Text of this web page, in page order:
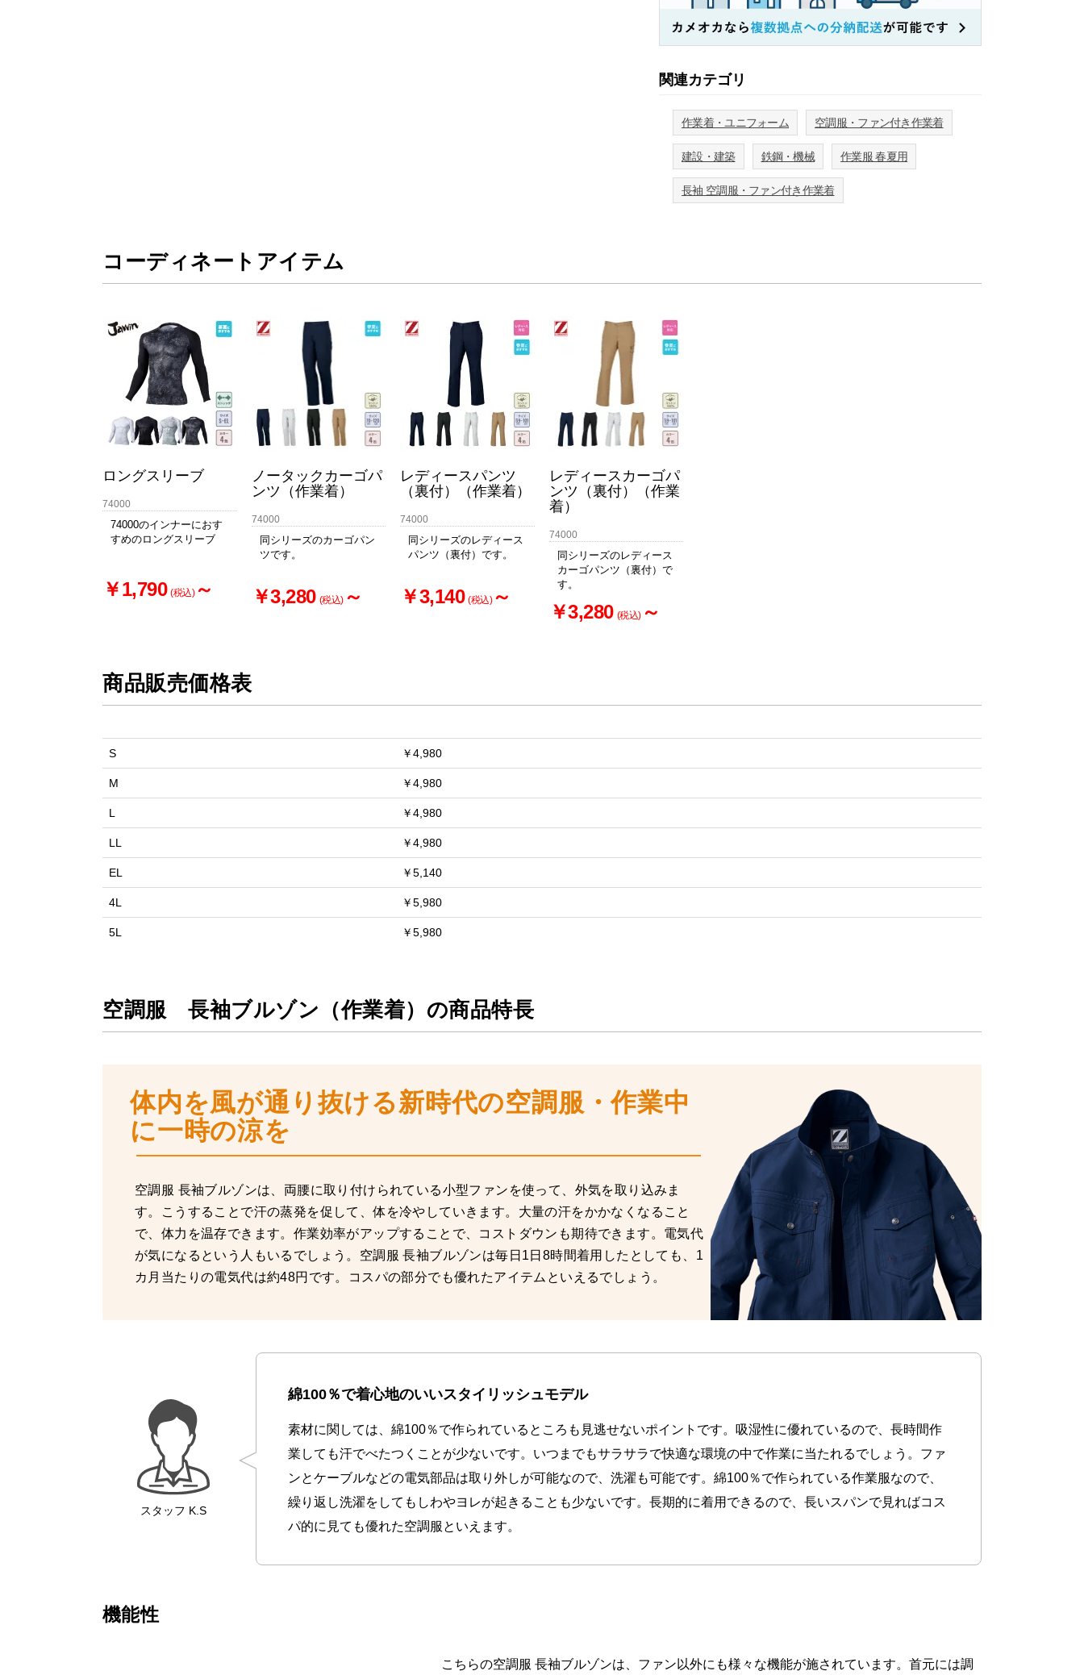
お買い物を続ける カートへ進む
関連カテゴリ
作業着・ユニフォーム 空調服・ファン付き作業着
建設・建築 鉄鋼・機械 作業服 春夏用
長袖 空調服・ファン付き作業着
コーディネートアイテム
ロングスリーブ
74000
74000のインナーにおす
すめのロングスリーブ
￥1,790 (税込)～
ノータックカーゴパ
ンツ（作業着）
74000
同シリーズのカーゴパン
ツです。
￥3,280 (税込)～
レディースパンツ
（裏付）（作業着）
74000
同シリーズのレディース
パンツ（裏付）です。
￥3,140 (税込)～
レディースカーゴパ
ンツ（裏付）（作業
着）
74000
同シリーズのレディース
カーゴパンツ（裏付）で
す。
￥3,280 (税込)～
商品販売価格表
S ￥4,980
M ￥4,980
L ￥4,980
LL ￥4,980
EL ￥5,140
4L ￥5,980
5L ￥5,980
空調服 長袖ブルゾン（作業着）の商品特長
体内を風が通り抜ける新時代の空調服・作業中
に一時の涼を
空調服 長袖ブルゾンは、両腰に取り付けられている小型ファンを使って、外気を取り込みま
す。こうすることで汗の蒸発を促して、体を冷やしていきます。大量の汗をかかなくなること
で、体力を温存できます。作業効率がアップすることで、コストダウンも期待できます。電気代
が気になるという人もいるでしょう。空調服 長袖ブルゾンは毎日1日8時間着用したとしても、1
カ月当たりの電気代は約48円です。コスパの部分でも優れたアイテムといえるでしょう。
スタッフ K.S
綿100％で着心地のいいスタイリッシュモデル
素材に関しては、綿100％で作られているところも見逃せないポイントです。吸湿性に優れているので、長時間作
業しても汗でべたつくことが少ないです。いつまでもサラサラで快適な環境の中で作業に当たれるでしょう。ファ
ンとケーブルなどの電気部品は取り外しが可能なので、洗濯も可能です。綿100％で作られている作業服なので、
繰り返し洗濯をしてもしわやヨレが起きることも少ないです。長期的に着用できるので、長いスパンで見ればコス
パ的に見ても優れた空調服といえます。
機能性
こちらの空調服 長袖ブルゾンは、ファン以外にも様々な機能が施されています。首元には調